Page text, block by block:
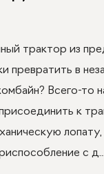
трактор из
превратить в
Всего-то
к
с д...